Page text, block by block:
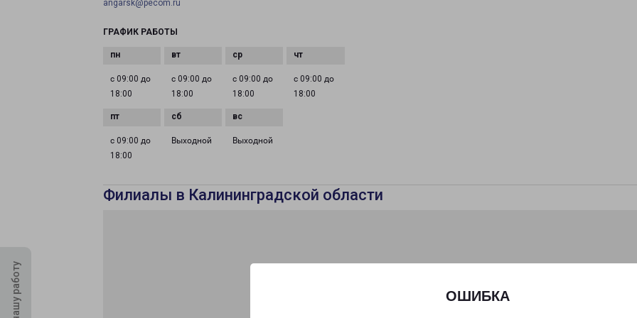
ОШИБКА
angarsk@pecom.ru
ГРАФИК РАБОТЫ
с 09:00 до
18:00
с 09:00 до
18:00
с 09:00 до
18:00
с 09:00 до
18:00
с 09:00 до
18:00
Выходной Выходной
Филиалы в Калининградской области